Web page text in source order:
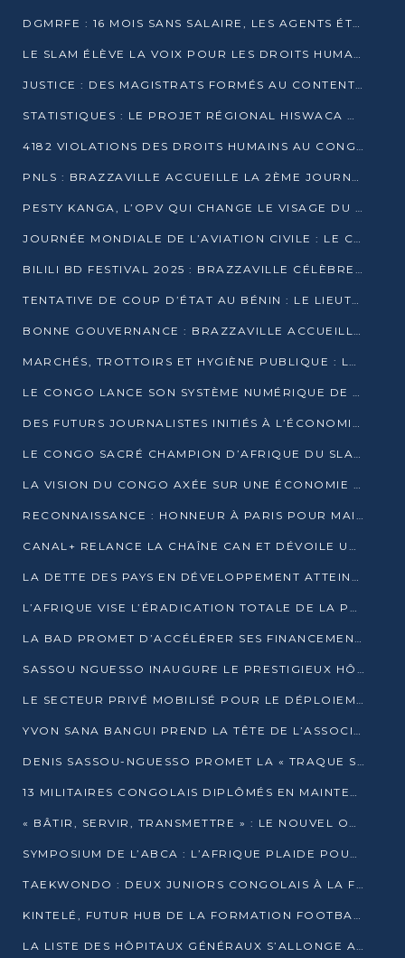
DGMRFE : 16 MOIS SANS SALAIRE, LES AGENTS ÉTOUFFENT DANS LE SILENCE
LE SLAM ÉLÈVE LA VOIX POUR LES DROITS HUMAINS À BRAZZAVILLE
JUSTICE : DES MAGISTRATS FORMÉS AU CONTENTIEUX DE LA PROPRIÉTÉ INTELLECTUELLE
STATISTIQUES : LE PROJET RÉGIONAL HISWACA OFFICIELLEMENT LANCÉ AU CONGO
4182 VIOLATIONS DES DROITS HUMAINS AU CONGO EN 2025 SELON LE CAD
PNLS : BRAZZAVILLE ACCUEILLE LA 2ÈME JOURNÉE SCIENTIFIQUE SUR LE VIH/SIDA
PESTY KANGA, L’OPV QUI CHANGE LE VISAGE DU REPORTAGE AU CONGO
JOURNÉE MONDIALE DE L’AVIATION CIVILE : LE CONGO MISE SUR L’INNOVATION ET LA SÉCURITÉ
BILILI BD FESTIVAL 2025 : BRAZZAVILLE CÉLÈBRE DIX ANS DE CRÉATION GRAPHIQUE AFRICAINE
TENTATIVE DE COUP D’ÉTAT AU BÉNIN : LE LIEUTENANT-COLONEL TIGRI S’AUTOPROCLAME CHEF D’UN COMITÉ MILITAIRE
BONNE GOUVERNANCE : BRAZZAVILLE ACCUEILLE LES PREMIÈRES JOURNÉES CONGOLAISES DE L’ÉVALUATION
MARCHÉS, TROTTOIRS ET HYGIÈNE PUBLIQUE : LE GOUVERNEMENT DURCIT LE TON
LE CONGO LANCE SON SYSTÈME NUMÉRIQUE DE VÉRIFICATION DU BOIS
DES FUTURS JOURNALISTES INITIÉS À L’ÉCONOMIE BLEUE DURABLE
LE CONGO SACRÉ CHAMPION D’AFRIQUE DU SLAM 2025
LA VISION DU CONGO AXÉE SUR UNE ÉCONOMIE BAS CARBONE AU RENDEZ-VOUS DE MONACO 2025
RECONNAISSANCE : HONNEUR À PARIS POUR MAIXENT RAOUL OMINGA
CANAL+ RELANCE LA CHAÎNE CAN ET DÉVOILE UNE OFFRE EXCEPTIONNELLE POUR DÉCEMBRE
LA DETTE DES PAYS EN DÉVELOPPEMENT ATTEINT UN SOMMET HISTORIQUE ENTRE 2022 ET 2024
L’AFRIQUE VISE L’ÉRADICATION TOTALE DE LA POLIOMYÉLITE D’ICI 2026
LA BAD PROMET D’ACCÉLÉRER SES FINANCEMENTS AVEC LE MINISTÈRE DE L’ASSAINISSEMENT
SASSOU NGUESSO INAUGURE LE PRESTIGIEUX HÔTEL KEMPINSKI BRAZZAVILLE
LE SECTEUR PRIVÉ MOBILISÉ POUR LE DÉPLOIEMENT DE 19 MINI-CENTRALES SOLAIRES
YVON SANA BANGUI PREND LA TÊTE DE L’ASSOCIATION DES BANQUES CENTRALES AFRICAINES
DENIS SASSOU-NGUESSO PROMET LA « TRAQUE SANS RELÂCHE » DU GRAND BANDITISME
13 MILITAIRES CONGOLAIS DIPLÔMÉS EN MAINTENANCE INDUSTRIELLE APRÈS TROIS ANS DE FORMATION À L’UNIVERSITÉ MARIEN-NGOUABI
« BÂTIR, SERVIR, TRANSMETTRE » : LE NOUVEL OUVRAGE QUI INTERPELLE LES COLLECTIVITÉS
SYMPOSIUM DE L’ABCA : L’AFRIQUE PLAIDE POUR UN FINANCEMENT CLIMATIQUE ÉQUITABLE
TAEKWONDO : DEUX JUNIORS CONGOLAIS À LA FINALE D’OPEN SYRIES 2025 À ABIDJAN
KINTELÉ, FUTUR HUB DE LA FORMATION FOOTBALLISTIQUE AFRICAINE ?
LA LISTE DES HÔPITAUX GÉNÉRAUX S’ALLONGE AU CONGO